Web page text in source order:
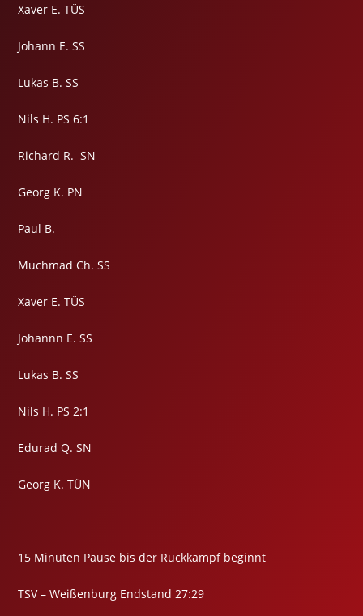
Xaver E. TÜS
Johann E. SS
Lukas B. SS
Nils H. PS 6:1
Richard R. SN
Georg K. PN
Paul B.
Muchmad Ch. SS
Xaver E. TÜS
Johannn E. SS
Lukas B. SS
Nils H. PS 2:1
Edurad Q. SN
Georg K. TÜN
15 Minuten Pause bis der Rückkampf beginnt
TSV – Weißenburg Endstand 27:29